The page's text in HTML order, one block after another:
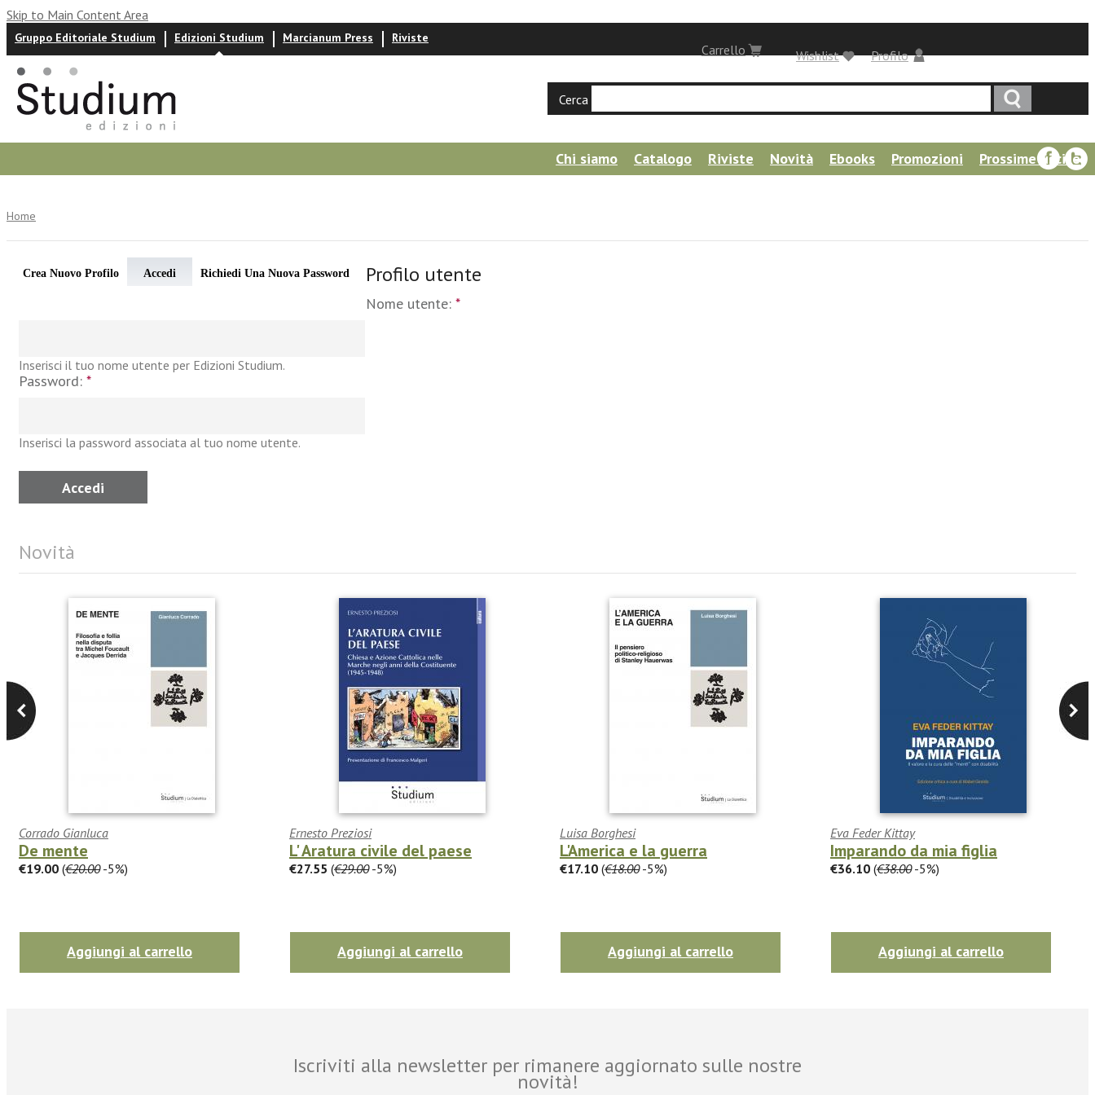
Skip to Main Content Area
Carrello
Gruppo Editoriale Studium Edizioni Studium Marcianum Press Riviste
Profilo
Wishlist
Cerca
Chi siamo Catalogo Riviste Novità Ebooks Promozioni
Prossime uscite
Home
Crea Nuovo Profilo Accedi Richiedi Una Nuova Password Profilo utente
Nome utente: *
Inserisci il tuo nome utente per Edizioni Studium.
Password: *
Inserisci la password associata al tuo nome utente.
Novità
Corrado Gianluca
De mente
€19.00 (€20.00-5%)
Aggiungi al carrello
Ernesto Preziosi
L' Aratura civile del paese
€27.55 (€29.00-5%)
Aggiungi al carrello
Luisa Borghesi
L'America e la guerra
€17.10 (€18.00-5%)
Aggiungi al carrello
Eva Feder Kittay
Imparando da mia figlia
€36.10 (€38.00-5%)
Aggiungi al carrello
Iscriviti alla newsletter per rimanere aggiornato sulle nostre
novità!